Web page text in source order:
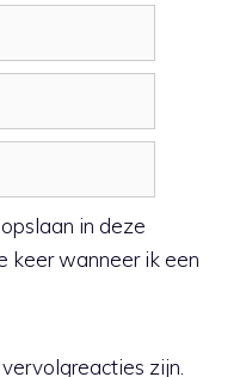
in deze
keer wanneer ik een
zijn.